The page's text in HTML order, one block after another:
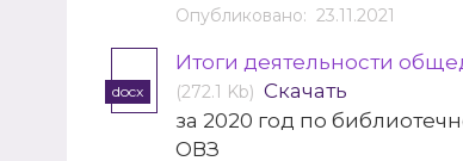
Опубликовано: 23.11.2021
docx
Итоги деятельности
(272.1 Kb) Скачать
за 2020 год по
ОВЗ